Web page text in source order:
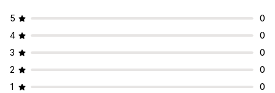
5
0
4
0
3
0
2
0
1
0